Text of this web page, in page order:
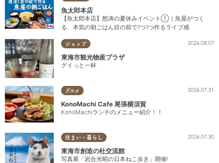
魚太郎本店
【魚太郎本店】怒涛の夏休みイベント①｜魚屋がつく
る、本気の朝ごはん目の前で1つ1つ作るライブ感
ショップ 2026.08.07
東海市観光物産プラザ
グイっと一杯
グルメ 2026.07.31
KonoMachi Cafe 尾張横須賀
KonoMachiランチのメニュー紹介！！
住まい・暮らし 2026.07.30
東海市創造の杜交流館
写真展「岩合光昭の日本ねこ歩き」開催!